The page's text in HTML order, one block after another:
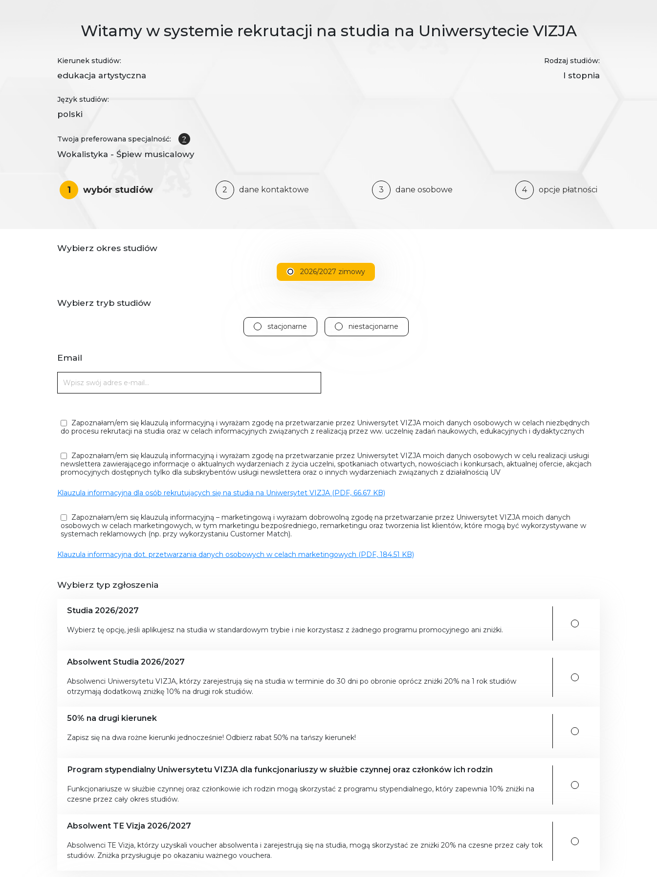
Witamy w systemie rekrutacji na studia na Uniwersytecie VIZJA
Kierunek studiów:
edukacja artystyczna
Rodzaj studiów:
I stopnia
Język studiów:
polski
Twoja preferowana specjalność: ?
Wokalistyka - Śpiew musicalowy
1 wybór studiów 2 dane kontaktowe 3 dane osobowe 4 opcje płatności
Wybierz okres studiów
2026/2027 zimowy
Wybierz tryb studiów
stacjonarne niestacjonarne
Email
Zapoznałam/em się klauzulą informacyjną i wyrażam zgodę na przetwarzanie przez Uniwersytet VIZJA moich danych osobowych w celach niezbędnych
do procesu rekrutacji na studia oraz w celach informacyjnych związanych z realizacją przez ww. uczelnię zadań naukowych, edukacyjnych i dydaktycznych
Zapoznałam/em się klauzulą informacyjną i wyrażam zgodę na przetwarzanie przez Uniwersytet VIZJA moich danych osobowych w celu realizacji usługi
newslettera zawierającego informacje o aktualnych wydarzeniach z życia uczelni, spotkaniach otwartych, nowościach i konkursach, aktualnej ofercie, akcjach
promocyjnych dostępnych tylko dla subskrybentów usługi newslettera oraz o innych wydarzeniach związanych z działalnością UV
Klauzula informacyjna dla osób rekrutujących się na studia na Uniwersytet VIZJA (PDF, 66.67 KB)
Zapoznałam/em się klauzulą informacyjną – marketingową i wyrażam dobrowolną zgodę na przetwarzanie przez Uniwersytet VIZJA moich danych
osobowych w celach marketingowych, w tym marketingu bezpośredniego, remarketingu oraz tworzenia list klientów, które mogą być wykorzystywane w
systemach reklamowych (np. przy wykorzystaniu Customer Match).
Klauzula informacyjna dot. przetwarzania danych osobowych w celach marketingowych (PDF, 184.51 KB)
Wybierz typ zgłoszenia
Studia 2026/2027
Wybierz tę opcję, jeśli aplikujesz na studia w standardowym trybie i nie korzystasz z żadnego programu promocyjnego ani zniżki.
Absolwent Studia 2026/2027
Absolwenci Uniwersytetu VIZJA, którzy zarejestrują się na studia w terminie do 30 dni po obronie oprócz zniżki 20% na 1 rok studiów
otrzymają dodatkową zniżkę 10% na drugi rok studiów.
50% na drugi kierunek
Zapisz się na dwa rożne kierunki jednocześnie! Odbierz rabat 50% na tańszy kierunek!
Program stypendialny Uniwersytetu VIZJA dla funkcjonariuszy w służbie czynnej oraz członków ich rodzin
Funkcjonariusze w służbie czynnej oraz członkowie ich rodzin mogą skorzystać z programu stypendialnego, który zapewnia 10% zniżki na
czesne przez cały okres studiów.
Absolwent TE Vizja 2026/2027
Absolwenci TE Vizja, którzy uzyskali voucher absolwenta i zarejestrują się na studia, mogą skorzystać ze zniżki 20% na czesne przez cały tok
studiów. Zniżka przysługuje po okazaniu ważnego vouchera.